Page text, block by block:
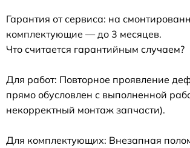
Гарантия от сервиса: на
комплектующие — до 3 месяцев.
Что считается гарантийным случаем?
Для работ: Повторное проявление
прямо обусловлен с выполненной
некорректный монтаж запчасти).
Для комплектующих: Внезапная